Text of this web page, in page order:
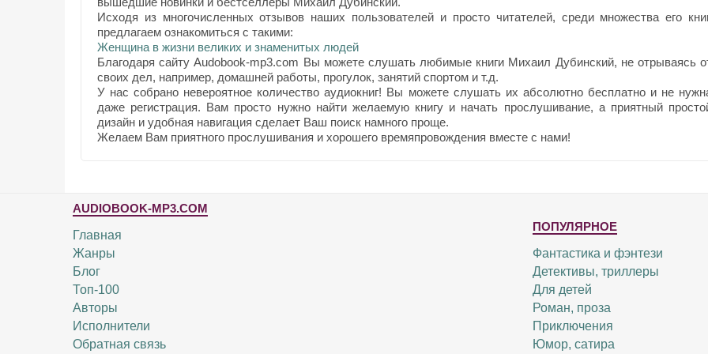
Исходя из многочисленных отзывов наших пользователей и просто читателей, среди множества его
предлагаем ознакомиться с такими:
Женщина в жизни великих и знаменитых людей
Благодаря сайту Audobook-mp3.com Вы можете слушать любимые книги Михаил Дубинский, не отрываясь
своих дел, например, домашней работы, прогулок, занятий спортом и т.д.
У нас собрано невероятное количество аудиокниг! Вы можете слушать их абсолютно бесплатно и не
даже регистрация. Вам просто нужно найти желаемую книгу и начать прослушивание, а приятный
дизайн и удобная навигация сделает Ваш поиск намного проще.
Желаем Вам приятного прослушивания и хорошего времяпровождения вместе с нами!
AUDIOBOOK-MP3.COM
Главная
Жанры
Блог
Топ-100
Авторы
Исполнители
Обратная связь
ПОПУЛЯРНОЕ
Фантастика и фэнтези
Детективы, триллеры
Для детей
Роман, проза
Приключения
Юмор, сатира